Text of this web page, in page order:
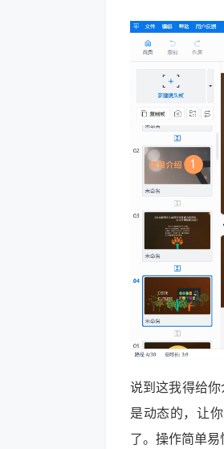
说到这我得给
是动态的，让
了。操作简单易